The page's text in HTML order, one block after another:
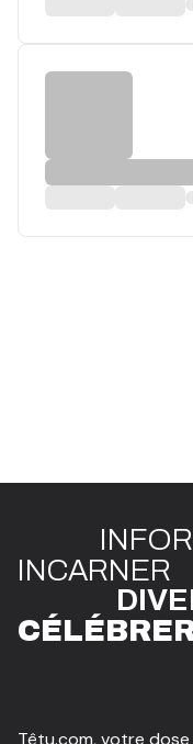
INFOR
INCARNER
DIVE
CÉLÉBRE
Têtu.com, votre dose